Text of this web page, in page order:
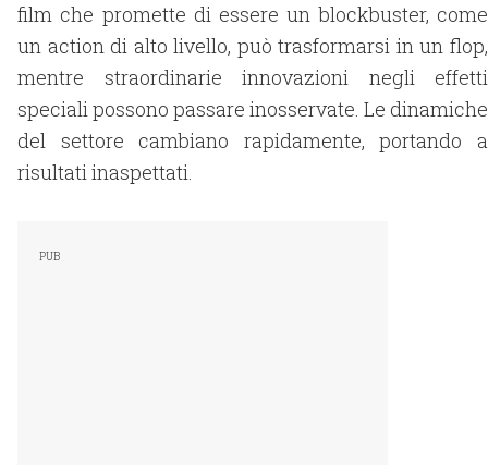
film che promette di essere un blockbuster, come
un action di alto livello, può trasformarsi in un flop,
mentre straordinarie innovazioni negli effetti
speciali possono passare inosservate. Le dinamiche
del settore cambiano rapidamente, portando a
risultati inaspettati.